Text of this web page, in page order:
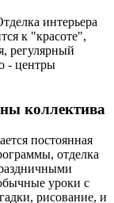
интерьера
к "красоте",
регулярный
- центры
коллектива
постоянная
отделка
уроки с
рисование, и